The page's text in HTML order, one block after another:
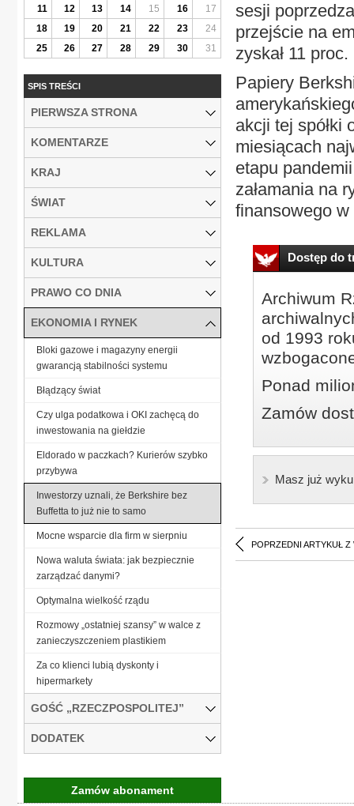
sesji
przejście na
zyskał 11
Papiery
akcji tej spółki
miesiącach
etapu
załamania na
finansowego
Dostęp do
Archiwum
od 1993
Ponad
Zamów
Masz już
POPRZEDNI ARTYKUŁ Z
11
12 13 14 15 16
17
18
19 20 21 22 23
24
25
26 27 28 29 30 31
SPIS TREŚCI
PIERWSZA STRONA
KOMENTARZE
KRAJ
ŚWIAT
REKLAMA
KULTURA
PRAWO CO DNIA
EKONOMIA I RYNEK
Bloki gazowe i magazyny energii
gwarancją stabilności systemu
Błądzący świat
Czy ulga podatkowa i OKI zachęcą do
inwestowania na giełdzie
Eldorado w paczkach? Kurierów szybko
przybywa
Inwestorzy uznali, że Berkshire bez
Buffetta to już nie to samo
Mocne wsparcie dla firm w sierpniu
Nowa waluta świata: jak bezpiecznie
zarządzać danymi?
Optymalna wielkość rządu
Rozmowy „ostatniej szansy” w walce z
zanieczyszczeniem plastikiem
Za co klienci lubią dyskonty i
hipermarkety
GOŚĆ „RZECZPOSPOLITEJ”
DODATEK
Zamów abonament